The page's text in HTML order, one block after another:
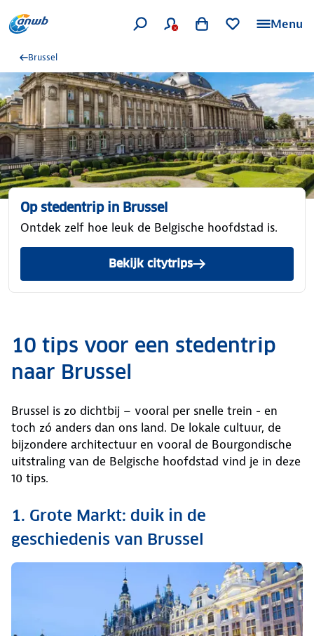
Menu
Brussel
Op stedentrip in Brussel
Ontdek zelf hoe leuk de Belgische hoofdstad is.
Bekijk citytrips
10 tips voor een stedentrip
naar Brussel
Brussel is zo dichtbij – vooral per snelle trein - en
toch zó anders dan ons land. De lokale cultuur, de
bijzondere architectuur en vooral de Bourgondische
uitstraling van de Belgische hoofdstad vind je in deze
10 tips.
1. Grote Markt: duik in de
geschiedenis van Brussel